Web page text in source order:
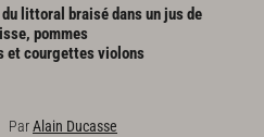
littoral braisé dans un jus de
pommes
et courgettes violons
ParAlain Ducasse